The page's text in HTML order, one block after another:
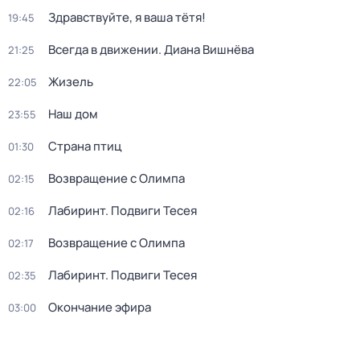
19:45 Здравствуйте, я ваша тётя!
21:25 Всегда в движении. Диана Вишнёва
22:05 Жизель
23:55 Наш дом
01:30 Страна птиц
02:15 Возвращение с Олимпа
02:16 Лабиринт. Подвиги Тесея
02:17 Возвращение с Олимпа
02:35 Лабиринт. Подвиги Тесея
03:00 Окончание эфира